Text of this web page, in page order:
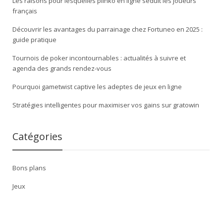
français
Découvrir les avantages du parrainage chez Fortuneo en 2025 :
guide pratique
Tournois de poker incontournables : actualités à suivre et
agenda des grands rendez-vous
Pourquoi gametwist captive les adeptes de jeux en ligne
Stratégies intelligentes pour maximiser vos gains sur gratowin
Catégories
Bons plans
Jeux